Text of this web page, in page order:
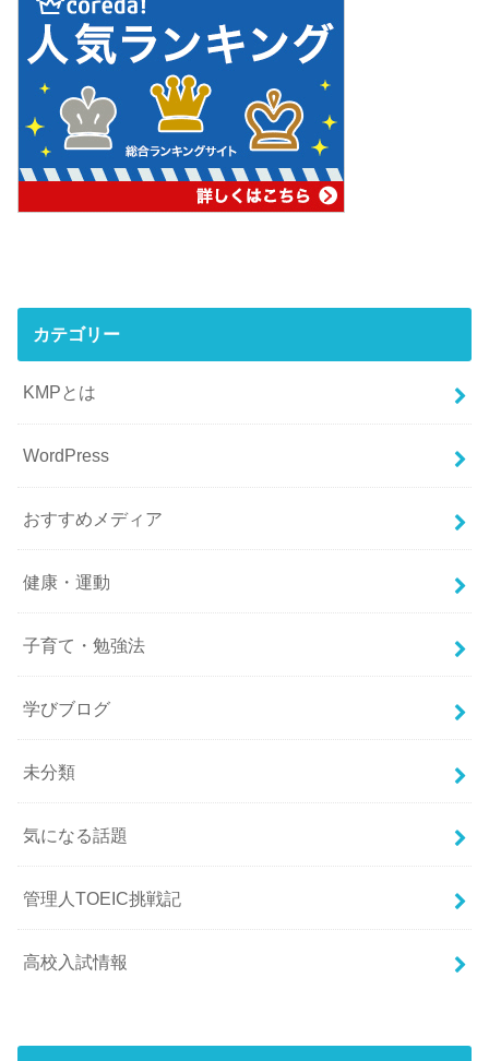
カテゴリー
KMPとは
WordPress
おすすめメディア
健康・運動
子育て・勉強法
学びブログ
未分類
気になる話題
管理人TOEIC挑戦記
高校入試情報